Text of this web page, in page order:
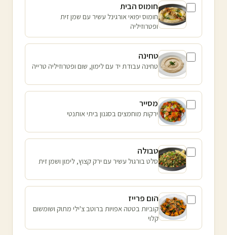
חומוס הבית
חומוס יפואי אורגינל עשיר עם שמן זית
ופטרוזיליה
טחינה
טחינה עבודת יד עם לימון, שום ופטרוזיליה טרייה
מסייר
ירקות מוחמצים בסגנון ביתי אותנטי
טבולה
סלט בורגול עשיר עם ירק קצוץ, לימון ושמן זית
הום פרייז
קוביות בטטה אפויות ברוטב צ'ילי מתוק ושומשום
קלוי